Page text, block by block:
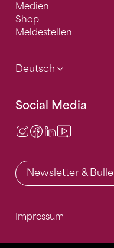
Medien
Shop
Meldestellen
Deutsch
Social Media
Instagram
Facebook
LinkedIn
Newsletter &
Impressum